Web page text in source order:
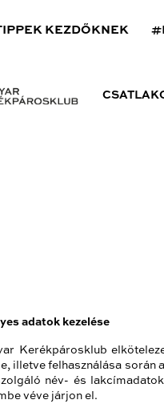
KEZDŐKNEK
adatok kezelése
Kerékpárosklub
illetve felhasználása során
név- és
véve járjon el.